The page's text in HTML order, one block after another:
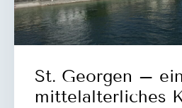
St. Georgen – ein
mittelalterliches